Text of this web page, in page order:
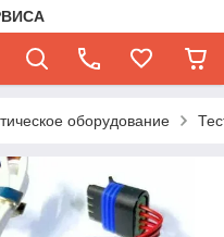
оборудование